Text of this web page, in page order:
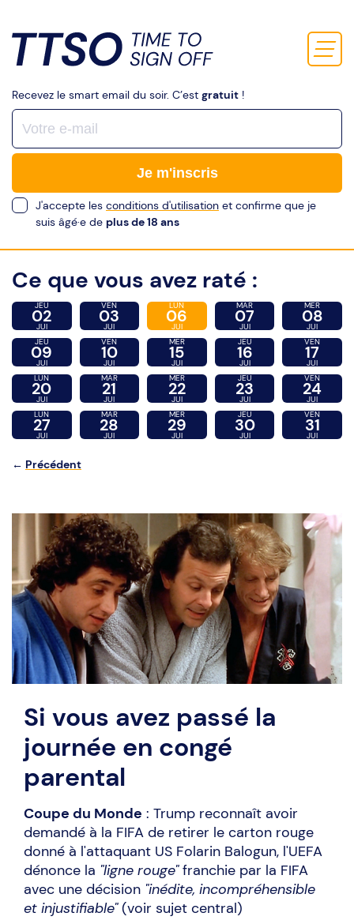
Recevez le smart email du soir. C’est gratuit !
Je m'inscris
J'accepte les conditions d'utilisation et confirme que je
suis âgé·e de plus de 18 ans
Ce que vous avez raté :
JEU
02
JUI
VEN
03
JUI
LUN
06
JUI
MAR
07
JUI
MER
08
JUI
JEU
09
JUI
VEN
10
JUI
MER
15
JUI
JEU
16
JUI
VEN
17
JUI
LUN
20
JUI
MAR
21
JUI
MER
22
JUI
JEU
23
JUI
VEN
24
JUI
LUN
27
JUI
MAR
28
JUI
MER
29
JUI
JEU
30
JUI
VEN
31
JUI
← Précédent
Si vous avez passé la
journée en congé
parental
Coupe du Monde : Trump reconnaît avoir
demandé à la FIFA de retirer le carton rouge
donné à l'attaquant US Folarin Balogun, l'UEFA
dénonce la "ligne rouge"franchie par la FIFA
avec une décision "inédite, incompréhensible
et injustifiable"(voir sujet central)